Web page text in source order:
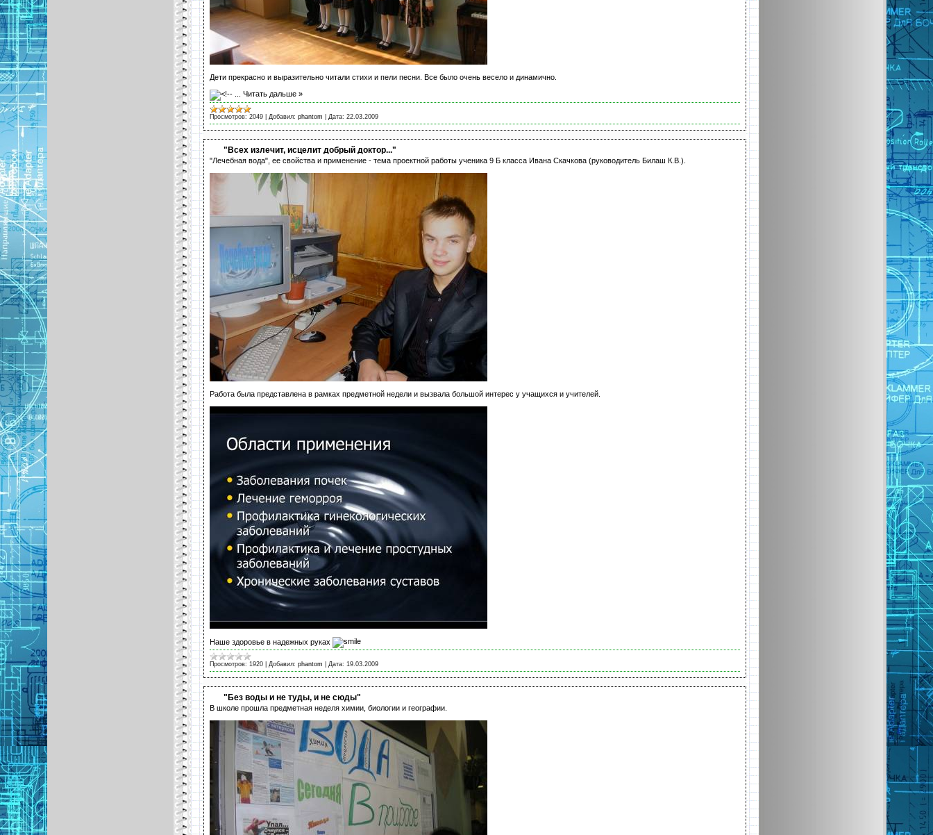
Дети прекрасно и выразительно читали стихи и пели песни. Все было очень весело и динамично.
Читать дальше »
Просмотров: 2049 Добавил: phantom Дата: 22.03.2009
"Всех излечит, исцелит добрый доктор..."
"Лечебная вода", ее свойства и применение - тема проектной работы ученика 9 Б класса Ивана Скачкова (руководитель Билаш К.В.).
Работа была представлена в рамках предметной недели и вызвала большой интерес у учащихся и учителей.
Наше здоровье в надежных руках
Просмотров: 1920 Добавил: phantom Дата: 19.03.2009
"Без воды и не туды, и не сюды"
В школе прошла предметная неделя химии, биологии и географии.